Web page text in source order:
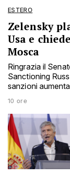
ESTERO
Zelensky
Usa e
Mosca
Ringrazia il
Sanctioning
sanzioni
10 ore